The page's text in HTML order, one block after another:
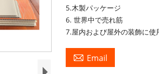
5.木製パッケージ
6. 世界中で売れ筋
7.屋内および屋外の装飾に使
 Email